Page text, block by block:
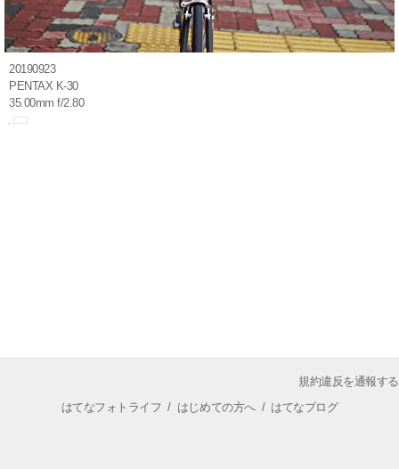
20190923
PENTAX K-30
35.00mm f/2.80
規約違反を通報する
はてなフォトライフ / はじめての方へ/ はてなブログ